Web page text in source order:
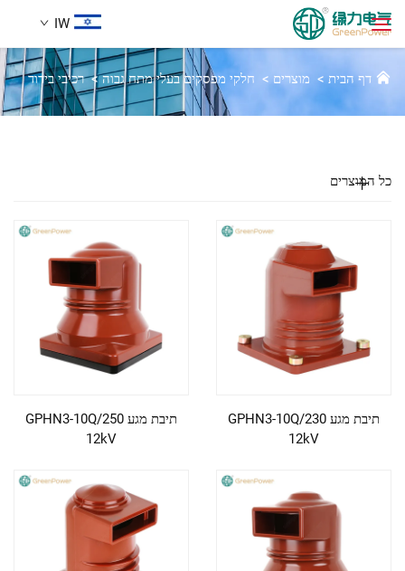
IW
מוצרים
הֲלָכוֹת
הורדה
רכיבים מבודדים
דף הבית> מוצרים > חלקי מפסקים בעלי מתח גבוה>רכיבי בידוד
כל המוצרים
תיבת מגע GPHN3-10Q/230
12kV
תיבת מגע GPHN3-10Q/250
12kV